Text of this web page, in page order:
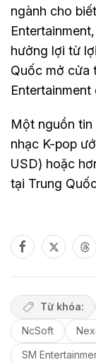
ngành cho
hưởng lợi từ
Quốc mở cửa
Một nguồn tin
nhạc K-pop
USD) hoặc
tại Trung
Từ khóa:
NcSoft
SM